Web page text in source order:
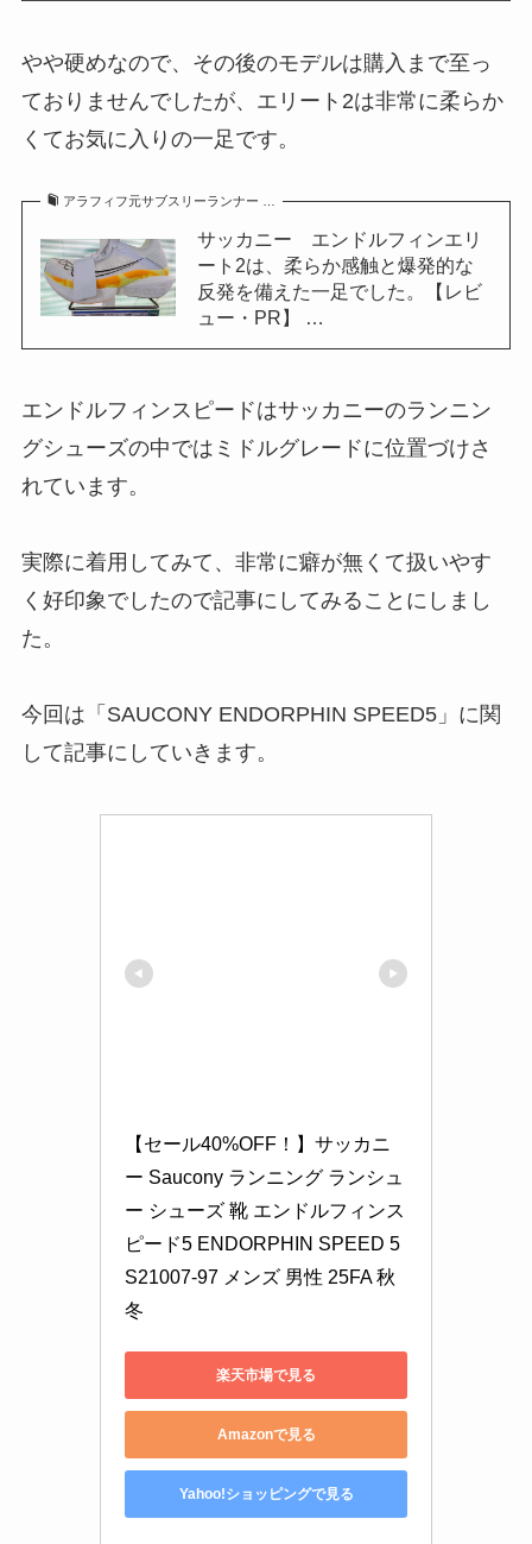
やや硬めなので、その後のモデルは購入まで至っ
ておりませんでしたが、エリート2は非常に柔らか
くてお気に入りの一足です。
アラフィフ元サブスリーランナー …
サッカニー エンドルフィンエリ
ート2は、柔らか感触と爆発的な
反発を備えた一足でした。【レビ
ュー・PR】 …
エンドルフィンスピードはサッカニーのランニン
グシューズの中ではミドルグレードに位置づけさ
れています。
実際に着用してみて、非常に癖が無くて扱いやす
く好印象でしたので記事にしてみることにしまし
た。
今回は「SAUCONY ENDORPHIN SPEED5」に関
して記事にしていきます。
【セール40%OFF！】サッカニ
ー Saucony ランニング ランシュ
ー シューズ 靴 エンドルフィンス
ピード5 ENDORPHIN SPEED 5
S21007-97 メンズ 男性 25FA 秋
冬
楽天市場で見る
Amazonで見る
Yahoo!ショッピングで見る